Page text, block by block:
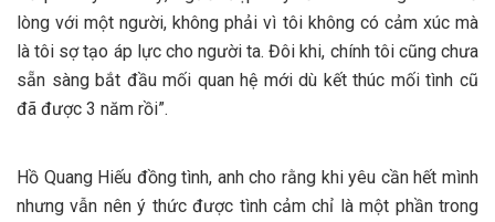
lòng với một người, không phải vì tôi không có cảm xúc mà
là tôi sợ tạo áp lực cho người ta. Đôi khi, chính tôi cũng chưa
sẵn sàng bắt đầu mối quan hệ mới dù kết thúc mối tình cũ
đã được 3 năm rồi”.
Hồ Quang Hiếu đồng tình, anh cho rằng khi yêu cần hết mình
nhưng vẫn nên ý thức được tình cảm chỉ là một phần trong